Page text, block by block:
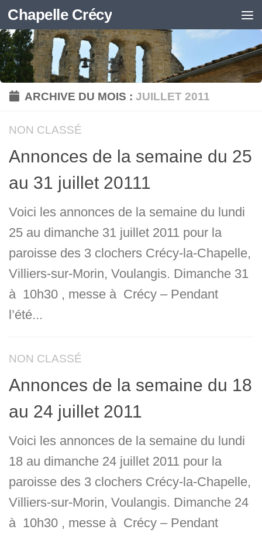
Skip to content
Chapelle Crécy
ARCHIVE DU MOIS :JUILLET 2011
NON CLASSÉ
Annonces de la semaine du 25
au 31 juillet 20111
Voici les annonces de la semaine du lundi
25 au dimanche 31 juillet 2011 pour la
paroisse des 3 clochers Crécy-la-Chapelle,
Villiers-sur-Morin, Voulangis. Dimanche 31
à 10h30 , messe à Crécy – Pendant
l’été...
NON CLASSÉ
Annonces de la semaine du 18
au 24 juillet 2011
Voici les annonces de la semaine du lundi
18 au dimanche 24 juillet 2011 pour la
paroisse des 3 clochers Crécy-la-Chapelle,
Villiers-sur-Morin, Voulangis. Dimanche 24
à 10h30 , messe à Crécy – Pendant